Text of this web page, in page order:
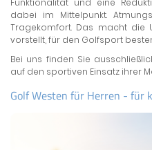
Funktionalität und eine
dabei im Mittelpunkt.
Tragekomfort. Das macht die
vorstellt, für den Golfsport
Bei uns finden Sie
auf den sportiven Einsatz ihrer
Golf Westen für Herren - für